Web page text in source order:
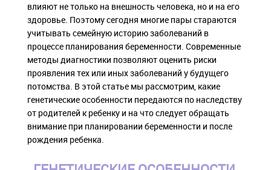
влияют не только на внешность человека, но и на его
здоровье. Поэтому сегодня многие пары стараются
учитывать семейную историю заболеваний в
процессе планирования беременности. Современные
методы диагностики позволяют оценить риски
проявления тех или иных заболеваний у будущего
потомства. В этой статье мы рассмотрим, какие
генетические особенности передаются по наследству
от родителей к ребенку и на что следует обращать
внимание при планировании беременности и после
рождения ребенка.